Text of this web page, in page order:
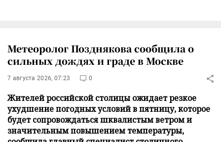
Метеоролог Позднякова сообщила о
сильных дождях и граде в Москве
7 августа 2026, 07:23 0
Жителей российской столицы ожидает резкое
ухудшение погодных условий в пятницу, которое
будет сопровождаться шквалистым ветром и
значительным повышением температуры,